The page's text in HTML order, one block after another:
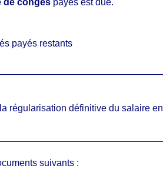
de congés payés est due.
payés restants
régularisation définitive du salaire en
suivants :